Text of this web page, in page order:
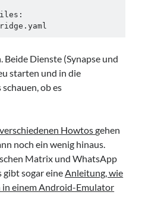
Beide Dienste (Synapse und
starten und in die
ob es
verschiedenen Howtosgehen
noch ein wenig hinaus.
Matrix und WhatsApp
gibt sogar eineAnleitung, wie
einem Android-Emulator